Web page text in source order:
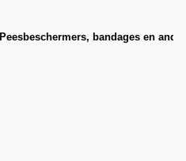
Peesbeschermers, bandages en